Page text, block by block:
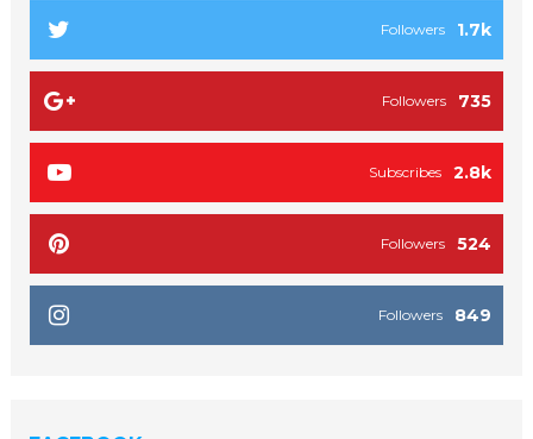
1.7k
Followers
735
Followers
2.8k
Subscribes
524
Followers
849
Followers